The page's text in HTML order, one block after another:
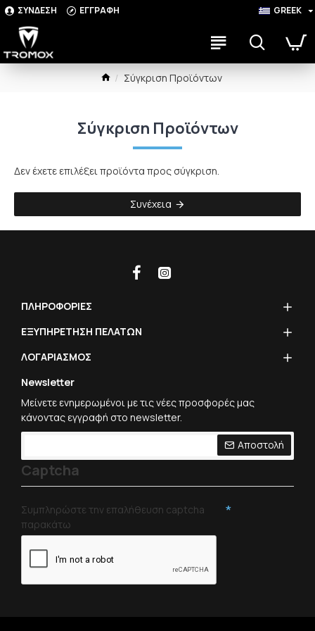
ΣΥΝΔΕΣΗ ΕΓΓΡΑΦΗ GREEK
Σύγκριση Προϊόντων
Σύγκριση Προϊόντων
Δεν έχετε επιλέξει προϊόντα προς σύγκριση.
Συνέχεια
ΠΛΗΡΟΦΟΡΙΕΣ
ΕΞΥΠΗΡΕΤΗΣΗ ΠΕΛΑΤΩΝ
ΛΟΓΑΡΙΑΣΜΟΣ
Newsletter
Μείνετε ενημερωμένοι με τις νέες προσφορές μας
κάνοντας εγγραφή στο newsletter.
Αποστολή
Captcha
Συμπληρώστε την επαλήθευση captcha
παρακάτω